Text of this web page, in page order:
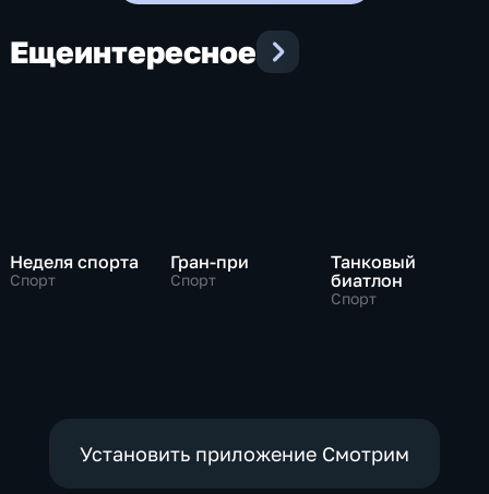
Ещеинтересное
Неделя спорта
Спорт
Гран-при
Спорт
Танковый
биатлон
Спорт
Установить приложение Смотрим